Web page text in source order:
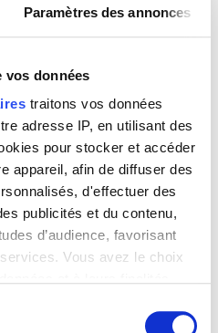
Paramètres des annonces
vos données
traitons vos données
adresse IP, en utilisant des
pour stocker et accéder
appareil, afin de diffuser des
d'effectuer des
publicités et du contenu,
d’audience, favorisant
Vous avez le choix
Déclaration relative aux